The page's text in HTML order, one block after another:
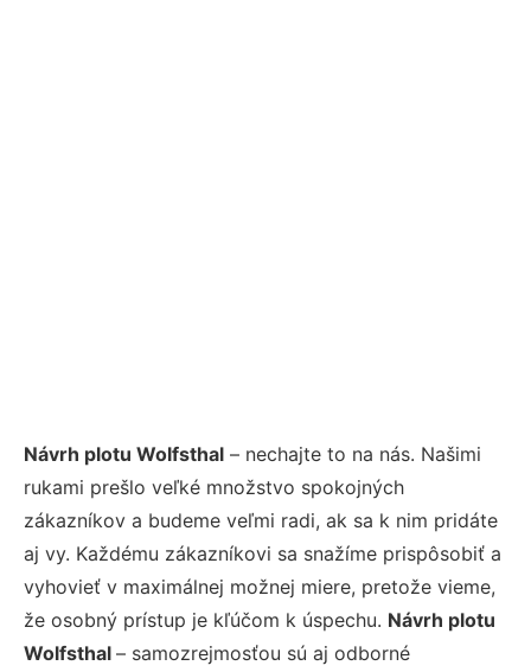
Návrh plotu Wolfsthal – nechajte to na nás. Našimi
rukami prešlo veľké množstvo spokojných
zákazníkov a budeme veľmi radi, ak sa k nim pridáte
aj vy. Každému zákazníkovi sa snažíme prispôsobiť a
vyhovieť v maximálnej možnej miere, pretože vieme,
že osobný prístup je kľúčom k úspechu. Návrh plotu
Wolfsthal – samozrejmosťou sú aj odborné